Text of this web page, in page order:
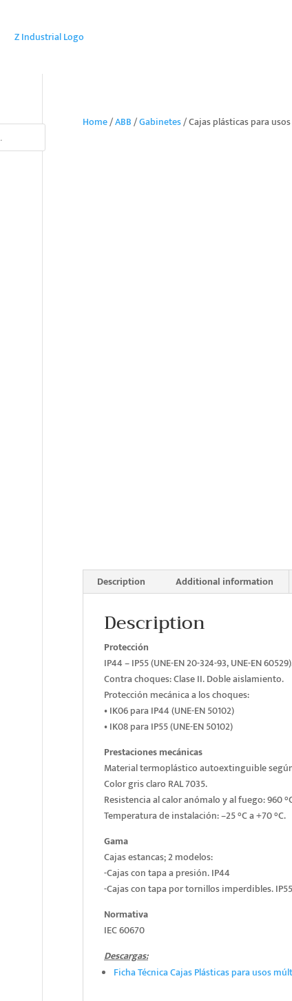
Home/ABB/Gabinetes/ Cajas plásticas para
Description Additional information
Description
Protección
IP44 – IP55 (UNE-EN 20-324-93, UNE-EN
Contra choques: Clase II. Doble aislamiento.
Protección mecánica a los choques:
• IK06 para IP44 (UNE-EN 50102)
• IK08 para IP55 (UNE-EN 50102)
Prestaciones mecánicas
Material termoplástico autoextinguible
Color gris claro RAL 7035.
Resistencia al calor anómalo y al fuego: 960
Temperatura de instalación: –25 °C a +70 °C.
Gama
Cajas estancas; 2 modelos:
-Cajas con tapa a presión. IP44
-Cajas con tapa por tornillos imperdibles. IP55
Normativa
IEC 60670
Descargas:
Ficha Técnica Cajas Plásticas para usos